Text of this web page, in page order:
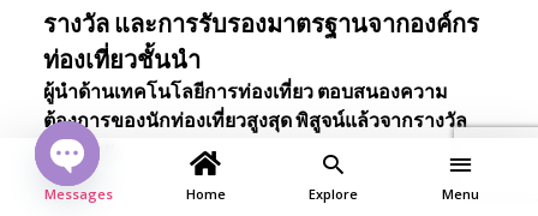
รางวัล และการรับรองมาตรฐานจากองค์กร
ท่องเที่ยวชั้นนำ
ผู้นำด้านเทคโนโลยีการท่องเที่ยว ตอบสนองความ
ต้องการของนักท่องเที่ยวสูงสุด พิสูจน์แล้วจากรางวัล
มากมาย
Messages Home Explore Menu
Open